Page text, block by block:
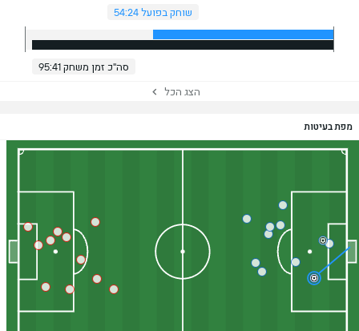
שוחק בפועל 54:24
סה"כ זמן משחק 95:41
הצג הכל
מפת בעיטות